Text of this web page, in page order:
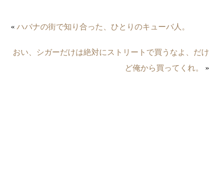
«ハバナの街で知り合った、ひとりのキューバ人。
おい、シガーだけは絶対にストリートで買うなよ、だけ
ど俺から買ってくれ。
»